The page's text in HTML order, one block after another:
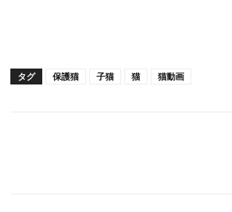
タグ 保護猫 子猫 猫 猫動画